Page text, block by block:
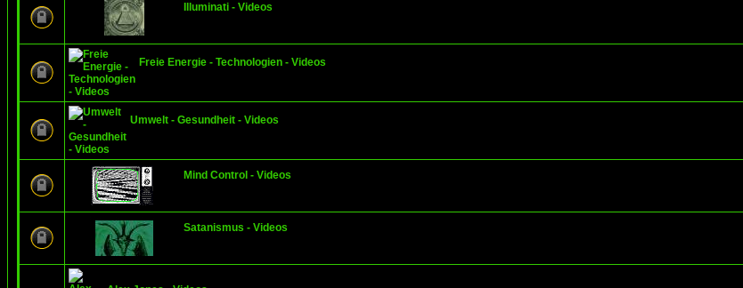
Illuminati - Videos
Freie Energie - Technologien - Videos
Umwelt - Gesundheit - Videos
Mind Control - Videos
Satanismus - Videos